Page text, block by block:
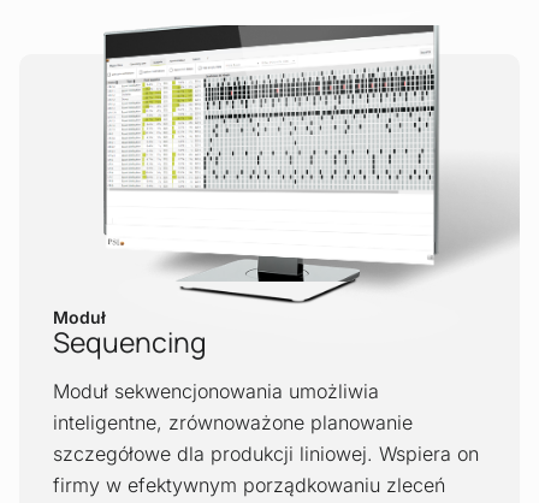
Moduł
Sequencing
Moduł sekwencjonowania umożliwia
inteligentne, zrównoważone planowanie
szczegółowe dla produkcji liniowej. Wspiera on
firmy w efektywnym porządkowaniu zleceń